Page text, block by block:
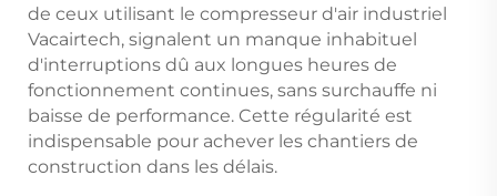
de ceux utilisant le compresseur d'air industriel
Vacairtech, signalent un manque inhabituel
d'interruptions dû aux longues heures de
fonctionnement continues, sans surchauffe ni
baisse de performance. Cette régularité est
indispensable pour achever les chantiers de
construction dans les délais.